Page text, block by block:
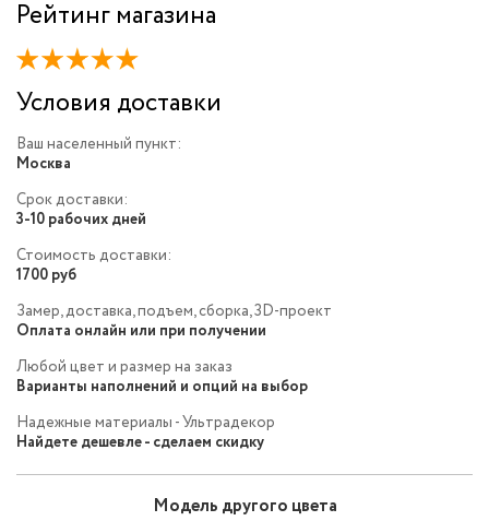
Рейтинг магазина
Условия доставки
Ваш населенный пункт:
Москва
Срок доставки:
3-10 рабочих дней
Стоимость доставки:
1700 руб
Замер, доставка, подъем, сборка, 3D-проект
Оплата онлайн или при получении
Любой цвет и размер на заказ
Варианты наполнений и опций на выбор
Надежные материалы - Ультрадекор
Найдете дешевле - сделаем скидку
Модель другого цвета